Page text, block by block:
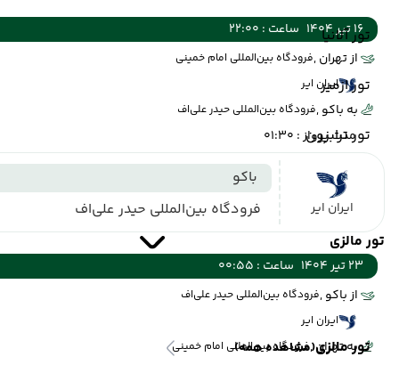
تور آلانیا
تور ازمیر
تور ترابزون
تور مالزی
تور مالزی(مشاهده همه)
16 تیر 1404
ساعت : 22:00
از تهران ,فرودگاه بین‌المللی امام خمینی
ایران ایر
به باکو ,فرودگاه بین‌المللی حیدر علی‌اف
مدت پرواز : 01:30
ایران ایر
باکو
فرودگاه بین‌المللی حیدر علی‌اف
23 تیر 1404
ساعت : 00:55
از باکو ,فرودگاه بین‌المللی حیدر علی‌اف
ایران ایر
به تهران ,فرودگاه بین‌المللی امام خمینی